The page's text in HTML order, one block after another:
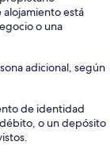
alojamiento está
o una
adicional, según
de identidad
o un depósito